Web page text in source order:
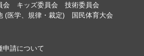
会
キッズ委員会
技術委員会
(医学、規律・裁定)
国民体育大会
申請について